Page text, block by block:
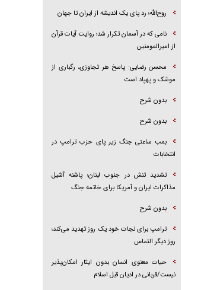
روح‌الله؛ رد پای یک اندیشه از ایران تا جهان
نامی که در آسمان تکرار شد؛ روایت آیات قرآن
از امیرالمومنین
محسن رضایی: پاسخ هر تجاوزی، رگباری از
موشک و پهپاد است
بدون شرح
بدون شرح
بمب ساعتی جنگ زیر پای حزب ترام‍پ در
انتخابات
تشدید تنش در جنوب لبنان؛ پاشنه آشیل
مذاکرات ایران و آمریکا برای خاتمه جنگ
بدون شرح
ترامپ برای نجات خود یک روز تهدید می‌کند؛
روز دیگر التماس
حیات معنوی انسان بدون ایثار امکان‌پذیر
نیست/قربانی در ادیان قبل اسلام